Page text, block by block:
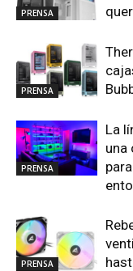
PRENSA
PRENSA
PRENSA
La
una
PRENSA